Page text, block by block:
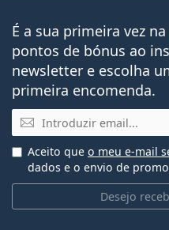
É a sua primeira vez
pontos de bónus ao
newsletter e escolha
primeira encomenda.
Email
Desejo
Aceito que o meu e-mail
dados e o envio de